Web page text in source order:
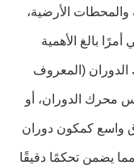
والمحطات الأرضية،
بالغ الأهمية
الدوران (المعروف
محرك الدوران، أو
واسع كمكون دوران
يضمن تحكمًا دقيقًا